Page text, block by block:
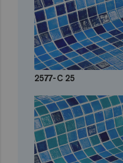
2577-C 25